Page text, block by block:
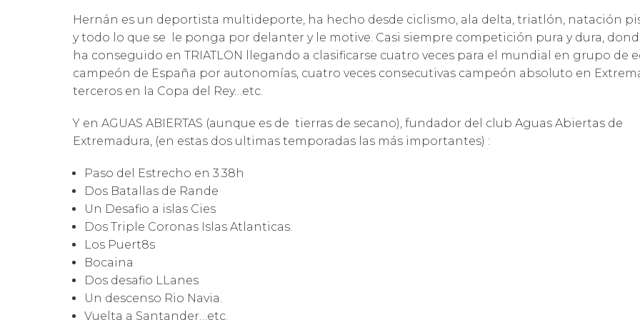
Hernán es un deportista multideporte, ha hecho desde ciclismo, ala delta, triatlón, natación
y todo lo que se le ponga por delanter y le motive. Casi siempre competición pura y dura,
ha conseguido en TRIATLON llegando a clasificarse cuatro veces para el mundial en grupo de
campeón de España por autonomías, cuatro veces consecutivas campeón absoluto en
terceros en la Copa del Rey…etc.
Y en AGUAS ABIERTAS (aunque es de tierras de secano), fundador del club Aguas Abiertas de
Extremadura, (en estas dos ultimas temporadas las más importantes) :
Paso del Estrecho en 3.38h
Dos Batallas de Rande
Un Desafio a islas Cies
Dos Triple Coronas Islas Atlanticas.
Los Puert8s
Bocaina
Dos desafio LLanes
Un descenso Rio Navia.
Vuelta a Santander…etc.